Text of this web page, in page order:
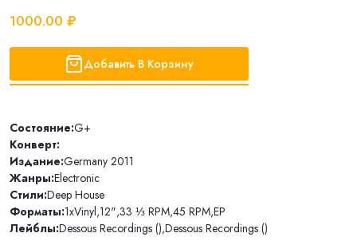
1000.00 ₽
Добавить В Корзину
Состояние:G+
Конверт:
Издание:Germany 2011
Жанры:Electronic
Стили:Deep House
Форматы:1xVinyl,12",33 ⅓ RPM,45 RPM,EP
Лейблы:Dessous Recordings (),Dessous Recordings ()